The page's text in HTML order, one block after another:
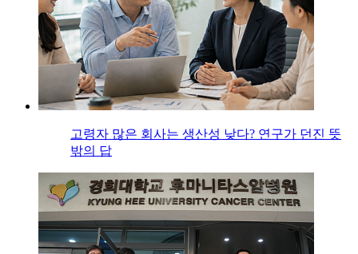
고령자 많은 회사는 생산성 낮다? 연구가 던진 뜻
밖의 답